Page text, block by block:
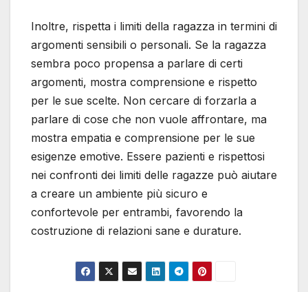
Inoltre, rispetta i limiti della ragazza in termini di
argomenti sensibili o personali. Se la ragazza
sembra poco propensa a parlare di certi
argomenti, mostra comprensione e rispetto
per le sue scelte. Non cercare di forzarla a
parlare di cose che non vuole affrontare, ma
mostra empatia e comprensione per le sue
esigenze emotive. Essere pazienti e rispettosi
nei confronti dei limiti delle ragazze può aiutare
a creare un ambiente più sicuro e
confortevole per entrambi, favorendo la
costruzione di relazioni sane e durature.